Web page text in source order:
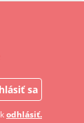
sa
odhlásiť.